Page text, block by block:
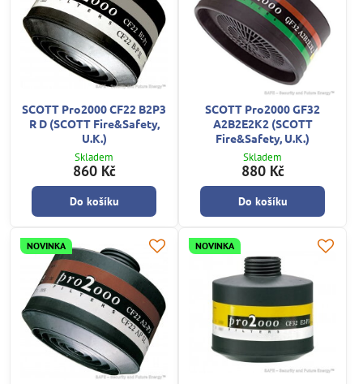
SCOTT Pro2000 CF22 B2P3
R D (SCOTT Fire&Safety,
U.K.)
Skladem
860 Kč
Do košíku
SCOTT Pro2000 GF32
A2B2E2K2 (SCOTT
Fire&Safety, U.K.)
Skladem
880 Kč
Do košíku
NOVINKA NOVINKA